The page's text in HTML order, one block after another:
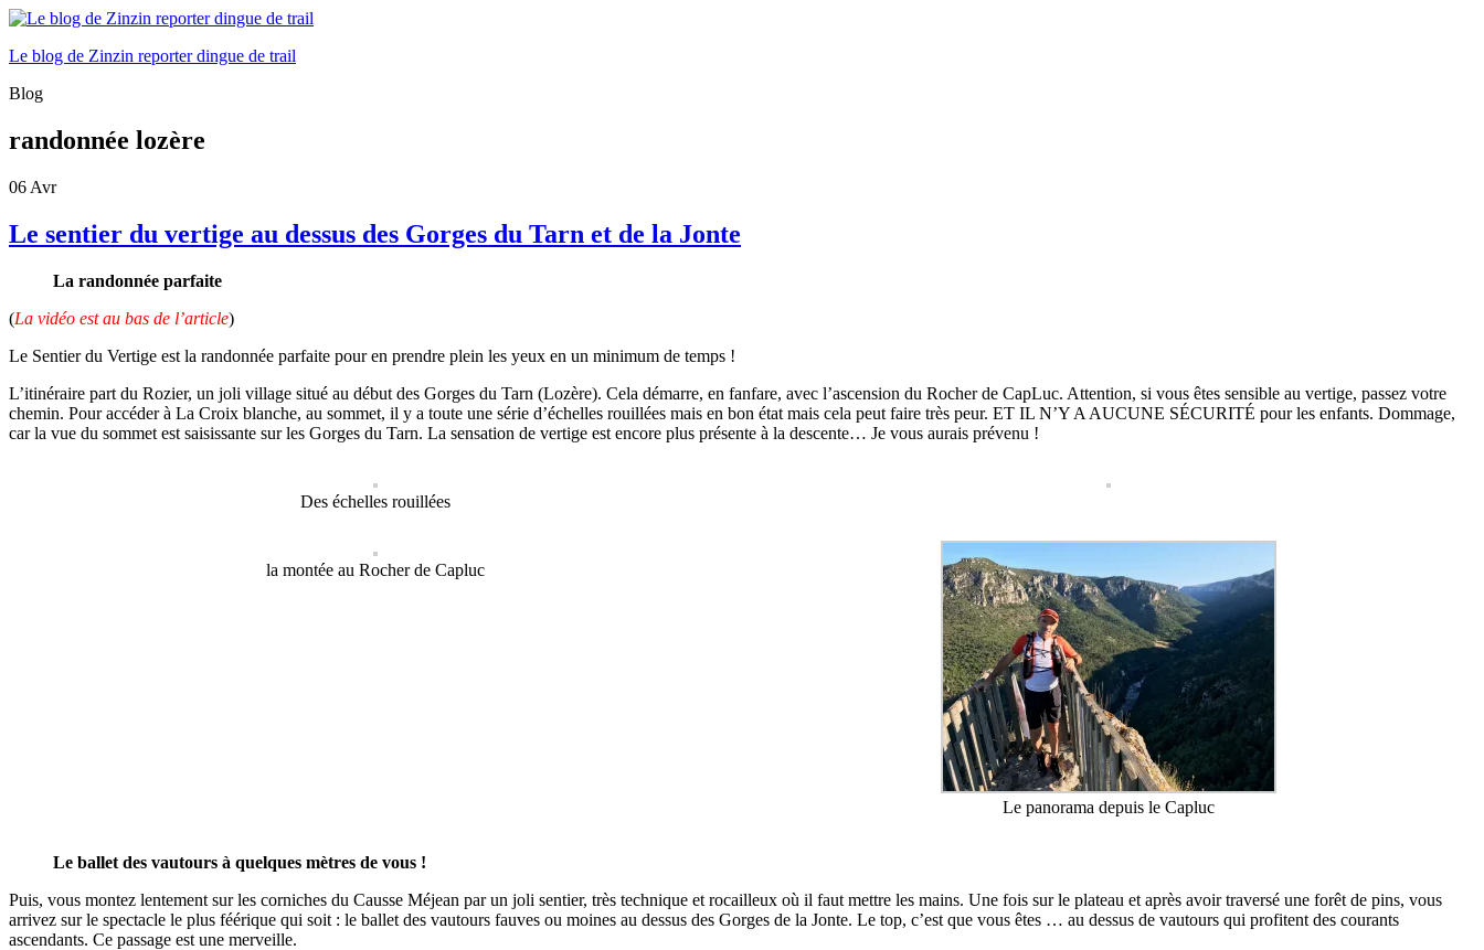
Le blog de Zinzin reporter dingue de trail
Blog
randonnée lozère
06 Avr
Le sentier du vertige au dessus des Gorges du Tarn et de la Jonte
La randonnée parfaite
(La vidéo est au bas de l’article)
Le Sentier du Vertige est la randonnée parfaite pour en prendre plein les yeux en un minimum de temps !
L’itinéraire part du Rozier, un joli village situé au début des Gorges du Tarn (Lozère). Cela démarre, en fanfare, avec l’ascension du Rocher de CapLuc. Attention, si vous êtes sensible au vertige, passez votre
chemin. Pour accéder à La Croix blanche, au sommet, il y a toute une série d’échelles rouillées mais en bon état mais cela peut faire très peur. ET IL N’Y A AUCUNE SÉCURITÉ pour les enfants. Dommage,
car la vue du sommet est saisissante sur les Gorges du Tarn. La sensation de vertige est encore plus présente à la descente… Je vous aurais prévenu !
Des échelles rouillées
la montée au Rocher de Capluc
Le panorama depuis le Capluc
Le ballet des vautours à quelques mètres de vous !
Puis, vous montez lentement sur les corniches du Causse Méjean par un joli sentier, très technique et rocailleux où il faut mettre les mains. Une fois sur le plateau et après avoir traversé une forêt de pins, vous
arrivez sur le spectacle le plus féérique qui soit : le ballet des vautours fauves ou moines au dessus des Gorges de la Jonte. Le top, c’est que vous êtes … au dessus de vautours qui profitent des courants
ascendants. Ce passage est une merveille.